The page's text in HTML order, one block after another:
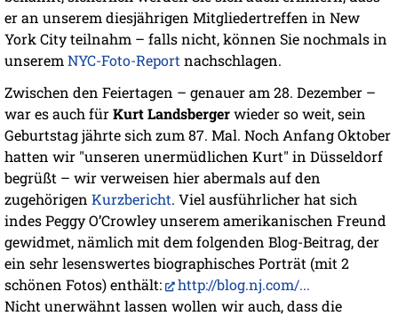
er an unserem diesjährigen Mitgliedertreffen in New
York City teilnahm – falls nicht, können Sie nochmals in
unserem NYC-Foto-Report nachschlagen.
Zwischen den Feiertagen – genauer am 28. Dezember –
war es auch fürKurt Landsbergerwieder so weit, sein
Geburtstag jährte sich zum 87. Mal. Noch Anfang Oktober
hatten wir "unseren unermüdlichen Kurt" in Düsseldorf
begrüßt – wir verweisen hier abermals auf den
zugehörigen Kurzbericht. Viel ausführlicher hat sich
indes Peggy O’Crowley unserem amerikanischen Freund
gewidmet, nämlich mit dem folgenden Blog-Beitrag, der
ein sehr lesenswertes biographisches Porträt (mit 2
schönen Fotos) enthält:
http://blog.nj.com/...
Nicht unerwähnt lassen wollen wir auch, dass die